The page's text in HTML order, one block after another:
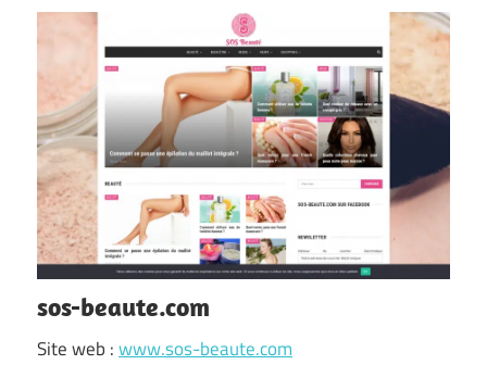
sos-beaute.com
Site web :www.sos-beaute.com